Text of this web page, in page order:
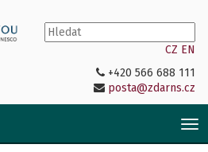
CZ EN
+420 566 688 111
posta@zdarns.cz